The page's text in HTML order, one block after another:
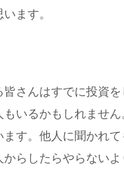
ます。
皆さんはすでに投資
いるかもしれませ
す。他人に聞かれ
らしたらやらないよ